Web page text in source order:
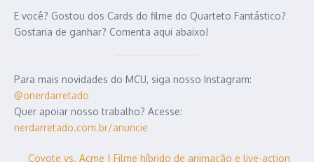
E você? Gostou dos Cards do filme do Quarteto Fantástico?
Gostaria de ganhar? Comenta aqui abaixo!
Para mais novidades do MCU, siga nosso Instagram:
@onerdarretado
Quer apoiar nosso trabalho? Acesse:
nerdarretado.com.br/anuncie
Coyote vs. Acme | Filme híbrido de animação e live-action